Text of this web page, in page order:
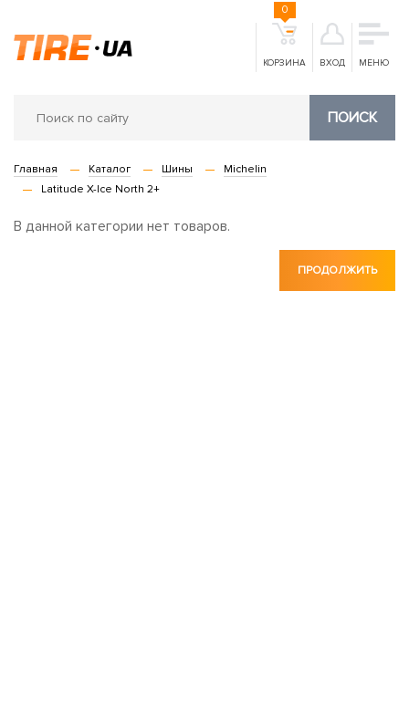
КОРЗИНА
0
ВХОД МЕНЮ
ПОИСК
Главная Каталог Шины
Michelin
Latitude X-Ice North 2+
В данной категории нет товаров.
ПРОДОЛЖИТЬ